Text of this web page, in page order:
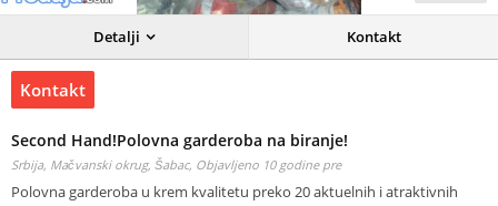
Detalji Kontakt
Kontakt
Second Hand!Polovna garderoba na biranje!
Srbija, Mačvanski okrug, Šabac, Objavljeno 10 godine pre
Polovna garderoba u krem kvalitetu preko 20 aktuelnih i atraktivnih